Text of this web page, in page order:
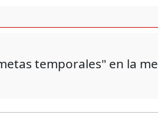
temporales" en la